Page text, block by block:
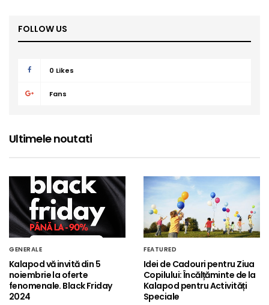
FOLLOW US
0 Likes
Fans
Ultimele noutati
GENERALE
Kalapod vă invită din 5
noiembrie la oferte
fenomenale. Black Friday
2024
FEATURED
Idei de Cadouri pentru Ziua
Copilului: Încălțăminte de la
Kalapod pentru Activități
Speciale